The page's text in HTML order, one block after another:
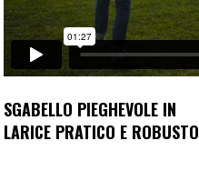
SGABELLO PIEGHEVOLE IN
LARICE PRATICO E ROBUSTO